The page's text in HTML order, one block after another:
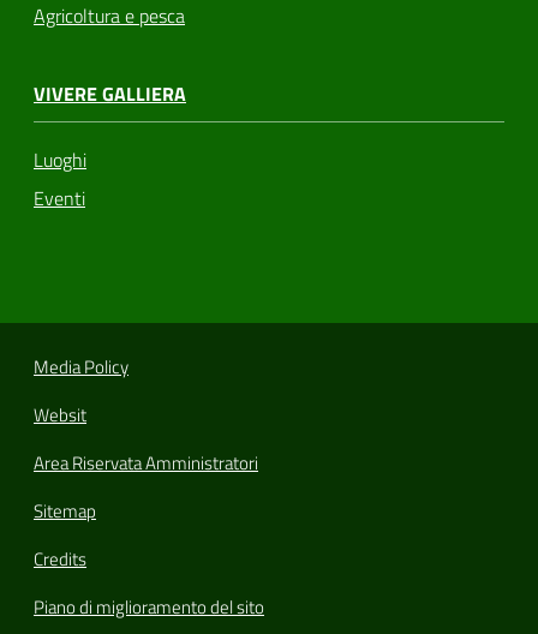
Agricoltura e pesca
VIVERE GALLIERA
Luoghi
Eventi
Media Policy
Websit
Area Riservata Amministratori
Sitemap
Credits
Piano di miglioramento del sito